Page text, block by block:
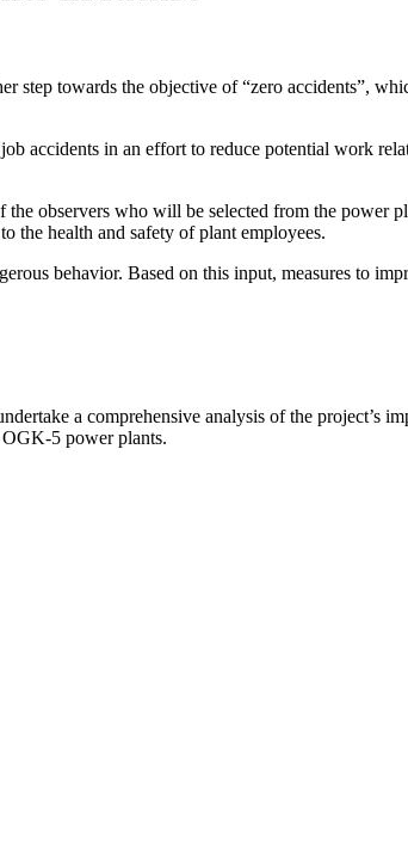
step towards the objective of “zero accidents”,
accidents in an effort to reduce potential work
observers who will be selected from the power
the health and safety of plant employees.
behavior. Based on this input, measures to
a comprehensive analysis of the project’s
OGK-5 power plants.